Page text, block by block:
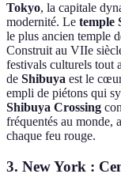
Tokyo, la capitale
modernité. Le temple
le plus ancien temple
Construit au VIIe
festivals culturels tout
de Shibuya est le
empli de piétons qui
Shibuya Crossing
fréquentés au monde,
chaque feu rouge.
3. New York :